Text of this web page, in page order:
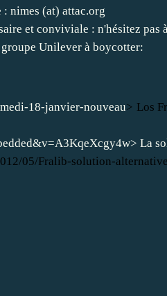
: nimes (at) attac.org
et conviviale : n'hésitez pas
Unilever à boycotter:
18-janvier-nouveau> Los
> La
05/Fralib-solution-